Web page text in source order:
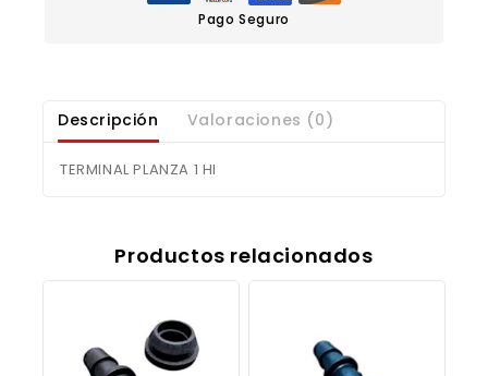
Pago Seguro
Descripción Valoraciones (0)
TERMINAL PLANZA 1 HI
Productos relacionados